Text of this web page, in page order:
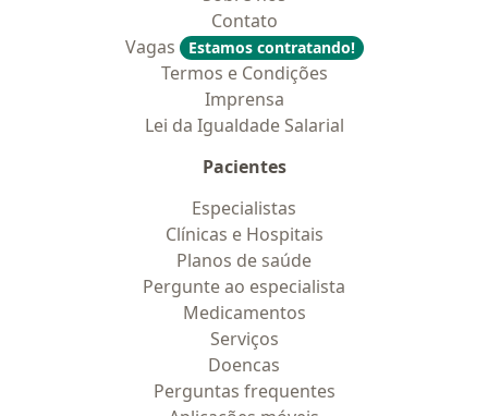
Contato
Vagas
Estamos contratando!
Termos e Condições
Imprensa
Lei da Igualdade Salarial
Pacientes
Especialistas
Clínicas e Hospitais
Planos de saúde
Pergunte ao especialista
Medicamentos
Serviços
Doencas
Perguntas frequentes